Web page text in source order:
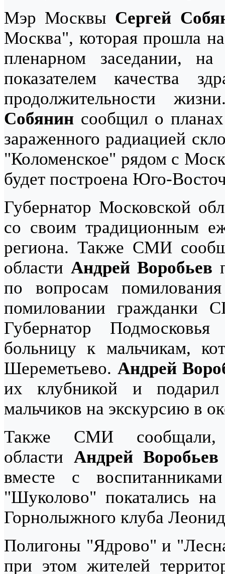
Мэр Москвы Сергей
Москва", которая прошла
пленарном заседании,
показателем качества
продолжительности
Собянин сообщил о
зараженного радиацией
"Коломенское" рядом с
будет построена Юго-
Губернатор Московской
со своим традиционным
региона. Также СМИ
области Андрей Воробьев
по вопросам
помиловании
Губернатор
больницу к мальчикам,
Шереметьево. Андрей
их клубникой и
мальчиков на экскурсию в
Также СМИ сообщали,
области Андрей Воробьев
вместе с
"Шуколово" покатались
Горнолыжного клуба
Полигоны "Ядрово" и
при этом жителей